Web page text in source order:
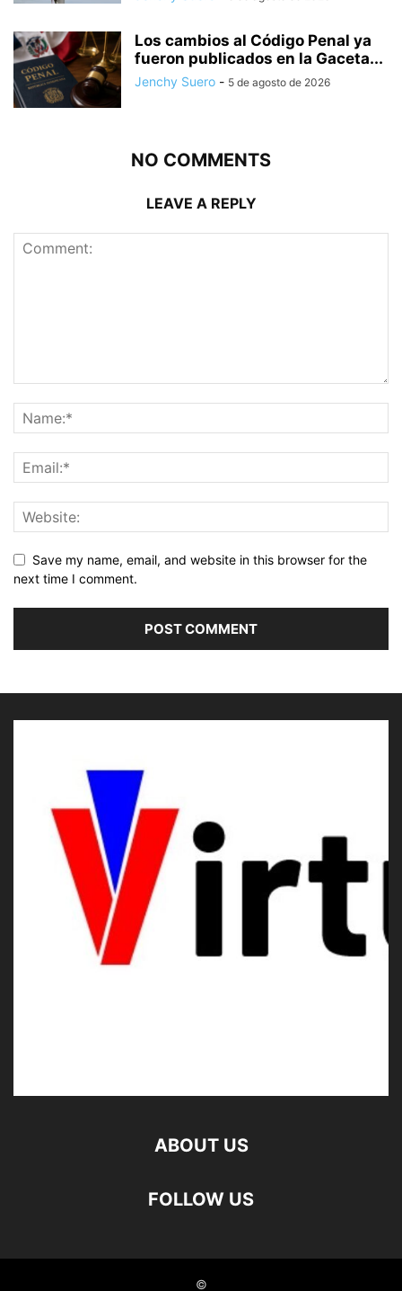
Los cambios al Código Penal ya
fueron publicados en la Gaceta...
Jenchy Suero - 5 de agosto de 2026
NO COMMENTS
LEAVE A REPLY
Save my name, email, and website in this browser for the
next time I comment.
ABOUT US
FOLLOW US
©